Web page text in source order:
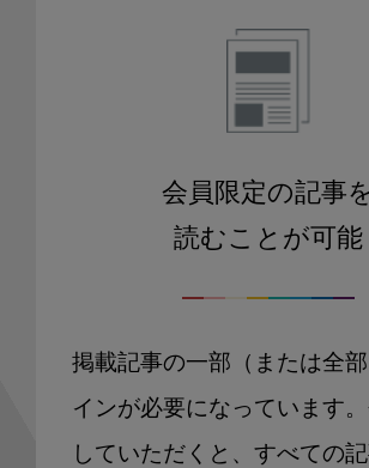
会員限定の記事
読むことが可能
掲載記事の一部（または全
インが必要になっています
していただくと、すべての